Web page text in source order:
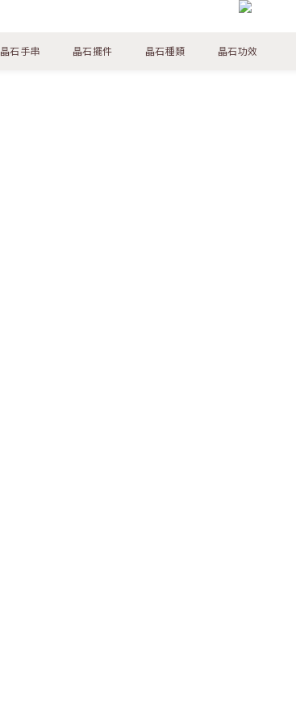
晶石手串 晶石擺件 晶石種類 晶石功效